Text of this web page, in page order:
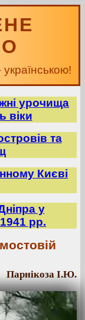
урочища
віки
та
Києві
у
рр.
Парнікоза І.Ю.